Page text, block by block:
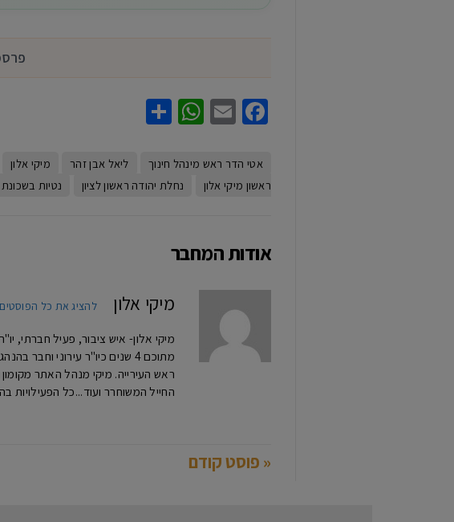
Facebook
Email
WhatsApp
אטי הדר ראש מינהל חינוך ליאל אבן זהר מיקי אלון
ראשון מיקי אלון
נחלת יהודה ראשון לציון נטיות
אודות המחבר
מיקי אלון להציג את כל
מתוכם 4 שנים כיו"ר עירוני
החייל המשוחרר ועוד...כל הפעילויות
« פוסט קודם